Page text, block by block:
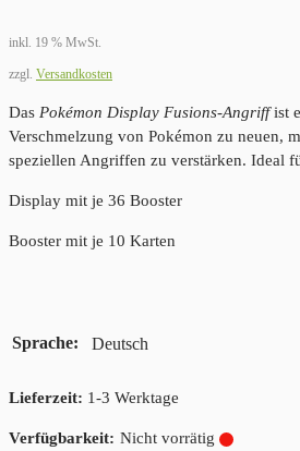
inkl. 19 % MwSt.
zzgl. Versandkosten
Das Pokémon Display Fusions-Angriffist
Verschmelzung von Pokémon zu neuen,
speziellen Angriffen zu verstärken. Ideal
Display mit je 36 Booster
Booster mit je 10 Karten
Sprache Deutsch
Lieferzeit: 1-3 Werktage
Nicht vorrätig